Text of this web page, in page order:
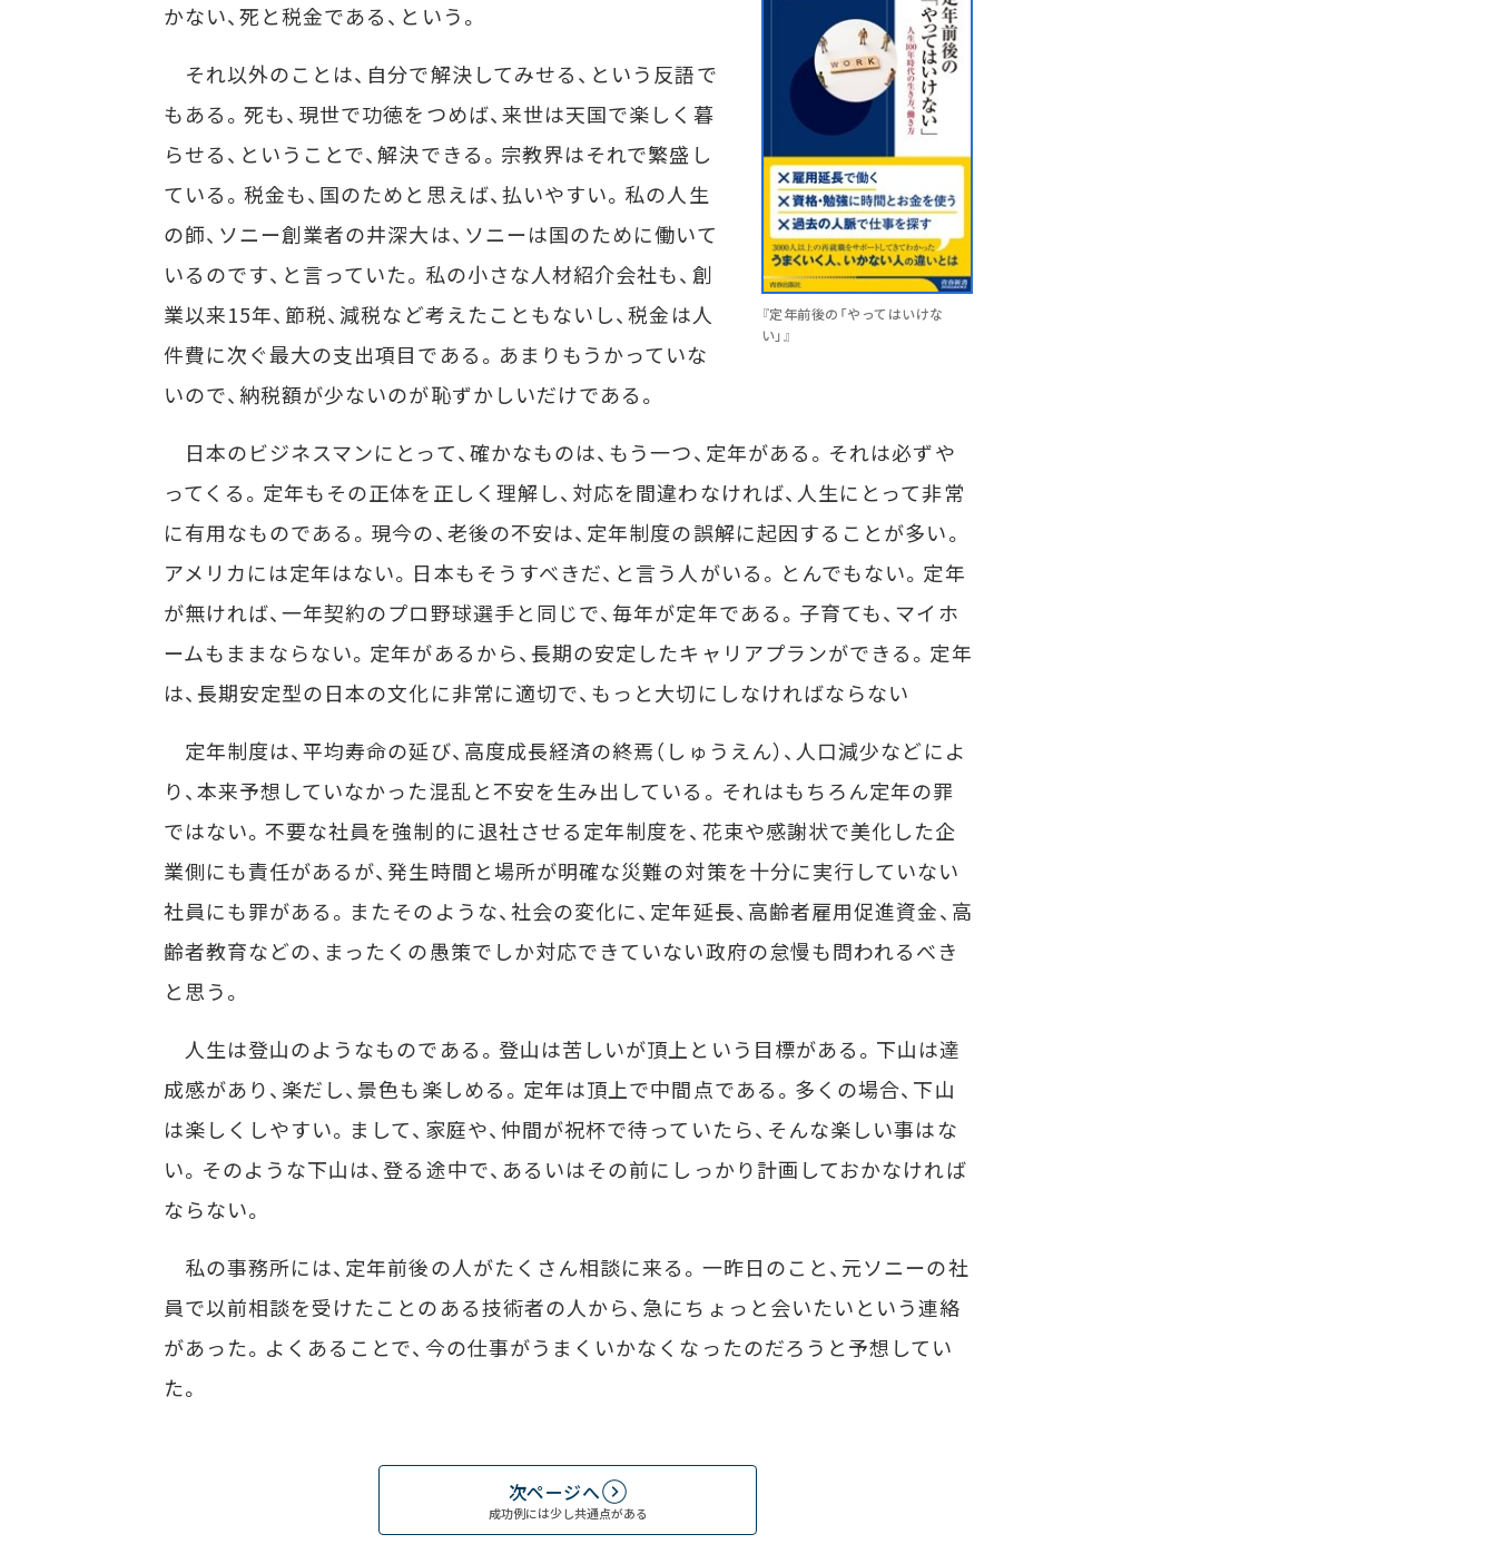
『定年前後の「やってはいけな
い」』
かない、死と税金である、という。
それ以外のことは、自分で解決してみせる、という反語で
もある。死も、現世で功徳をつめば、来世は天国で楽しく暮
らせる、ということで、解決できる。宗教界はそれで繁盛し
ている。税金も、国のためと思えば、払いやすい。私の人生
の師、ソニー創業者の井深大は、ソニーは国のために働いて
いるのです、と言っていた。私の小さな人材紹介会社も、創
業以来15年、節税、減税など考えたこともないし、税金は人
件費に次ぐ最大の支出項目である。あまりもうかっていな
いので、納税額が少ないのが恥ずかしいだけである。
日本のビジネスマンにとって、確かなものは、もう一つ、定年がある。それは必ずや
ってくる。定年もその正体を正しく理解し、対応を間違わなければ、人生にとって非常
に有用なものである。現今の、老後の不安は、定年制度の誤解に起因することが多い。
アメリカには定年はない。日本もそうすべきだ、と言う人がいる。とんでもない。定年
が無ければ、一年契約のプロ野球選手と同じで、毎年が定年である。子育ても、マイホ
ームもままならない。定年があるから、長期の安定したキャリアプランができる。定年
は、長期安定型の日本の文化に非常に適切で、もっと大切にしなければならない
定年制度は、平均寿命の延び、高度成長経済の終焉（しゅうえん）、人口減少などによ
り、本来予想していなかった混乱と不安を生み出している。それはもちろん定年の罪
ではない。不要な社員を強制的に退社させる定年制度を、花束や感謝状で美化した企
業側にも責任があるが、発生時間と場所が明確な災難の対策を十分に実行していない
社員にも罪がある。またそのような、社会の変化に、定年延長、高齢者雇用促進資金、高
齢者教育などの、まったくの愚策でしか対応できていない政府の怠慢も問われるべき
と思う。
人生は登山のようなものである。登山は苦しいが頂上という目標がある。下山は達
成感があり、楽だし、景色も楽しめる。定年は頂上で中間点である。多くの場合、下山
は楽しくしやすい。まして、家庭や、仲間が祝杯で待っていたら、そんな楽しい事はな
い。そのような下山は、登る途中で、あるいはその前にしっかり計画しておかなければ
ならない。
私の事務所には、定年前後の人がたくさん相談に来る。一昨日のこと、元ソニーの社
員で以前相談を受けたことのある技術者の人から、急にちょっと会いたいという連絡
があった。よくあることで、今の仕事がうまくいかなくなったのだろうと予想してい
た。
次ページへ
成功例には少し共通点がある